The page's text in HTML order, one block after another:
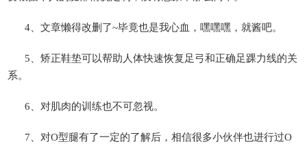
4、文章懒得改删了~毕竟也是我心血，嘿嘿嘿，就酱吧。
5、矫正鞋垫可以帮助人体快速恢复足弓和正确足踝力线的关
系。
6、对肌肉的训练也不可忽视。
7、对O型腿有了一定的了解后，相信很多小伙伴也进行过O